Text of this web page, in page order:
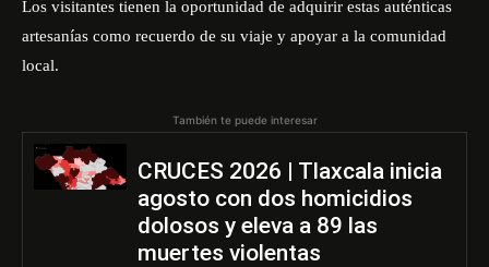
Los visitantes tienen la oportunidad de adquirir estas auténticas
artesanías como recuerdo de su viaje y apoyar a la comunidad
local.
También te puede interesar
CRUCES 2026 | Tlaxcala inicia
agosto con dos homicidios
dolosos y eleva a 89 las
muertes violentas